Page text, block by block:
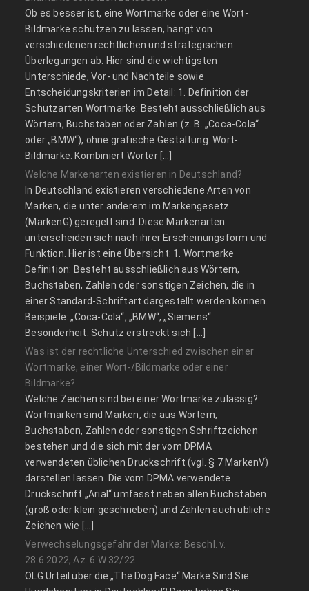
Ob es besser ist, eine Wortmarke oder eine Wort-
Bildmarke schützen zu lassen, hängt von
verschiedenen rechtlichen und strategischen
Überlegungen ab. Hier sind die wichtigsten
Unterschiede, Vor- und Nachteile sowie
Entscheidungskriterien im Detail: 1. Definition der
Schutzarten Wortmarke: Besteht ausschließlich aus
Wörtern, Buchstaben oder Zahlen (z. B. „Coca-Cola“
oder „BMW“), ohne grafische Gestaltung. Wort-
Bildmarke: Kombiniert Wörter […]
Welche Markenarten existieren in Deutschland?
In Deutschland existieren verschiedene Arten von
Marken, die unter anderem im Markengesetz
(MarkenG) geregelt sind. Diese Markenarten
unterscheiden sich nach ihrer Erscheinungsform und
Funktion. Hier ist eine Übersicht: 1. Wortmarke
Definition: Besteht ausschließlich aus Wörtern,
Buchstaben, Zahlen oder sonstigen Zeichen, die in
einer Standard-Schriftart dargestellt werden können.
Beispiele: „Coca-Cola“, „BMW“, „Siemens“.
Besonderheit: Schutz erstreckt sich […]
Was ist der rechtliche Unterschied zwischen einer
Wortmarke, einer Wort-/Bildmarke oder einer
Bildmarke?
Welche Zeichen sind bei einer Wortmarke zulässig?
Wortmarken sind Marken, die aus Wörtern,
Buchstaben, Zahlen oder sonstigen Schriftzeichen
bestehen und die sich mit der vom DPMA
verwendeten üblichen Druckschrift (vgl. § 7 MarkenV)
darstellen lassen. Die vom DPMA verwendete
Druckschrift „Arial“ umfasst neben allen Buchstaben
(groß oder klein geschrieben) und Zahlen auch übliche
Zeichen wie […]
Verwechselungsgefahr der Marke: Beschl. v.
28.6.2022, Az. 6 W 32/22
OLG Urteil über die „The Dog Face“ Marke Sind Sie